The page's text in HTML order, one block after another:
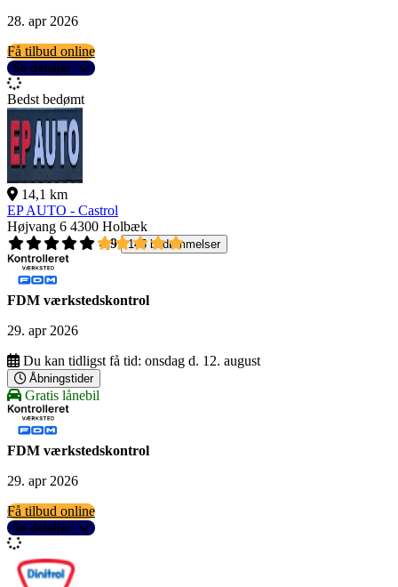
28. apr 2026
Få tilbud online
Se detaljer
Bedst bedømt
14,1 km
EP AUTO - Castrol
Højvang 6 4300 Holbæk
4,9
145 bedømmelser
FDM værkstedskontrol
29. apr 2026
Du kan tidligst få tid: onsdag d. 12. august
Åbningstider
Gratis lånebil
FDM værkstedskontrol
29. apr 2026
Få tilbud online
Se detaljer